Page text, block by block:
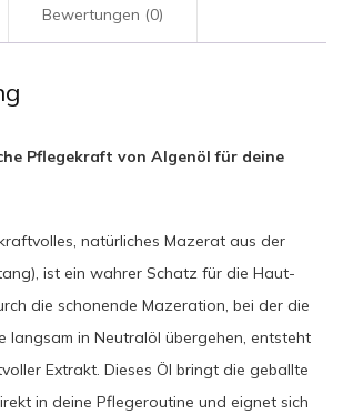
Bewertungen (0)
Pflegekraft von Algenöl für deine
natürliches Mazerat aus der
ist ein wahrer Schatz für die Haut-
die schonende Mazeration, bei der die
langsam in Neutralöl übergehen, entsteht
Extrakt. Dieses Öl bringt die geballte
in deine Pflegeroutine und eignet sich